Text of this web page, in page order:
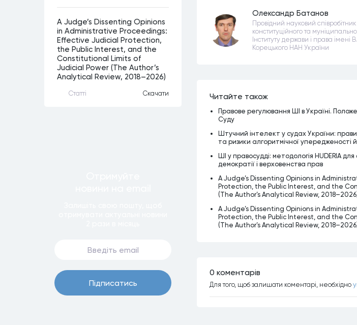
A Judge’s Dissenting Opinions
in Administrative Proceedings:
Effective Judicial Protection,
the Public Interest, and the
Constitutional Limits of
Judicial Power (The Author’s
Analytical Review, 2018–2026)
Статтi Скачати
Пiдписатись
Олександр Батанов
Провідний науковий співробітник
конституційного та
Інституту держави і права імені
Корецького НАН України
Читайте також
Правове регулювання ШІ в Україні.
Суду
Штучний інтелект у судах України:
та ризики алгоритмічної упередженості й
ШІ у правосудді: методологія HUDERIA
демократії і верховенства прав
A Judge’s Dissenting Opinions in
Protection, the Public Interest, and the
(The Author’s Analytical Review,
A Judge’s Dissenting Opinions in
Protection, the Public Interest, and the
(The Author’s Analytical Review,
0 коментарiв
Для того, щоб залишати коментарi, необхiдно